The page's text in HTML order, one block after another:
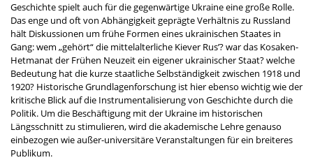
Geschichte spielt auch für die gegenwärtige Ukraine eine große Rolle.
Das enge und oft von Abhängigkeit geprägte Verhältnis zu Russland
hält Diskussionen um frühe Formen eines ukrainischen Staates in
Gang: wem „gehört“ die mittelalterliche Kiever Rus’? war das Kosaken-
Hetmanat der Frühen Neuzeit ein eigener ukrainischer Staat? welche
Bedeutung hat die kurze staatliche Selbständigkeit zwischen 1918 und
1920? Historische Grundlagenforschung ist hier ebenso wichtig wie der
kritische Blick auf die Instrumentalisierung von Geschichte durch die
Politik. Um die Beschäftigung mit der Ukraine im historischen
Längsschnitt zu stimulieren, wird die akademische Lehre genauso
einbezogen wie außer-universitäre Veranstaltungen für ein breiteres
Publikum.